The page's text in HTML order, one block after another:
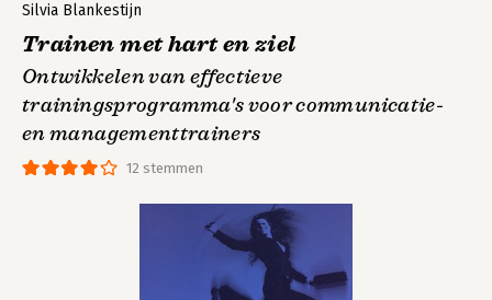
12 stemmen
Silvia Blankestijn
Trainen met hart en ziel
Ontwikkelen van effectieve
trainingsprogramma's voor communicatie-
en managementtrainers